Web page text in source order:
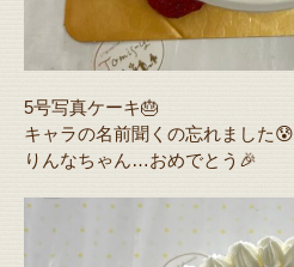
5号写真ケーキ🎂
キャラの名前聞くの忘れました😰
りんなちゃん…おめでとう🎉